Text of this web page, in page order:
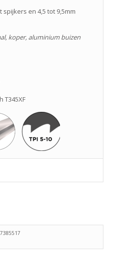
en 4,5 tot 9,5mm
koper, aluminium buizen
T345XF